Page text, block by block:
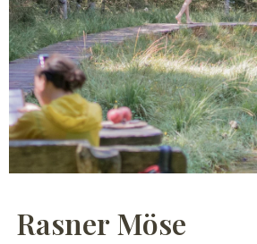
Rasner Möse